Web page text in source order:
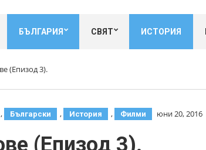
БЪЛГАРИЯ СВЯТ ИСТОРИЯ
(Епизод 3).
, Български , История , Филми юни 20, 2016
(Епизод 3).